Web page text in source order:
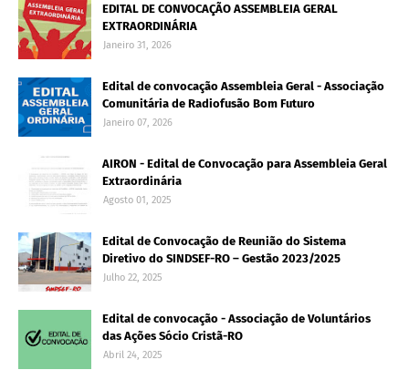
EDITAL DE CONVOCAÇÃO ASSEMBLEIA GERAL
EXTRAORDINÁRIA
Janeiro 31, 2026
Edital de convocação Assembleia Geral - Associação
Comunitária de Radiofusão Bom Futuro
Janeiro 07, 2026
AIRON - Edital de Convocação para Assembleia Geral
Extraordinária
Agosto 01, 2025
Edital de Convocação de Reunião do Sistema
Diretivo do SINDSEF-RO – Gestão 2023/2025
Julho 22, 2025
Edital de convocação - Associação de Voluntários
das Ações Sócio Cristã-RO
Abril 24, 2025